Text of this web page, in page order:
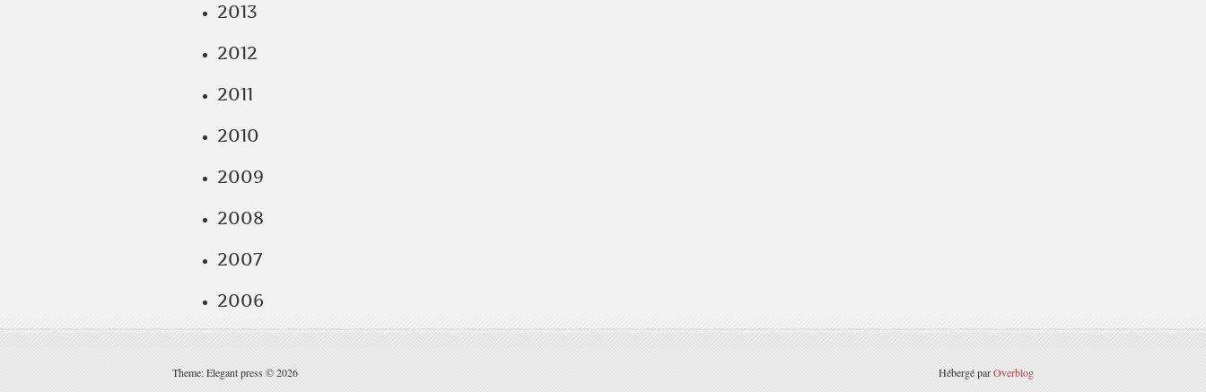
2013
2012
2011
2010
2009
2008
2007
2006
Theme: Elegant press © 2026 Hébergé parOverblog